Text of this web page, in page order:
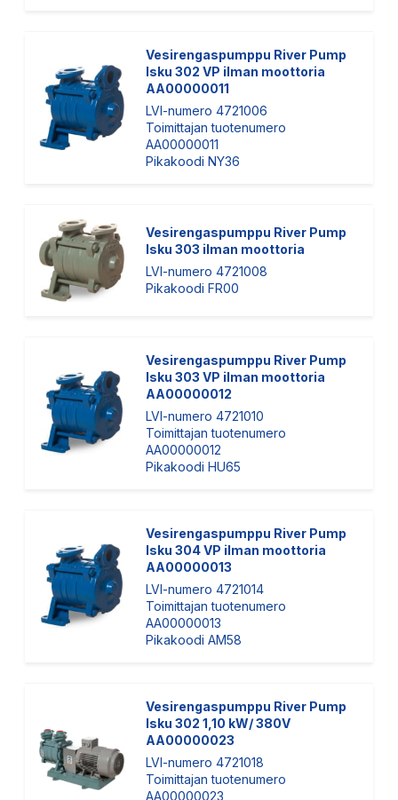
Vesirengaspumppu River Pump
Isku 302 VP ilman moottoria
AA00000011
LVI-numero 4721006
Toimittajan tuotenumero
AA00000011
Pikakoodi NY36
Vesirengaspumppu River Pump
Isku 303 ilman moottoria
LVI-numero 4721008
Pikakoodi FR00
Vesirengaspumppu River Pump
Isku 303 VP ilman moottoria
AA00000012
LVI-numero 4721010
Toimittajan tuotenumero
AA00000012
Pikakoodi HU65
Vesirengaspumppu River Pump
Isku 304 VP ilman moottoria
AA00000013
LVI-numero 4721014
Toimittajan tuotenumero
AA00000013
Pikakoodi AM58
Vesirengaspumppu River Pump
Isku 302 1,10 kW/ 380V
AA00000023
LVI-numero 4721018
Toimittajan tuotenumero
AA00000023